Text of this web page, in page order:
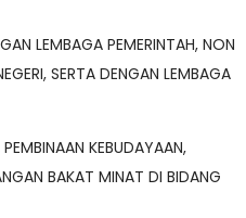
LEMBAGA PEMERINTAH, NON
SERTA DENGAN LEMBAGA
KEBUDAYAAN,
BAKAT MINAT DI BIDANG